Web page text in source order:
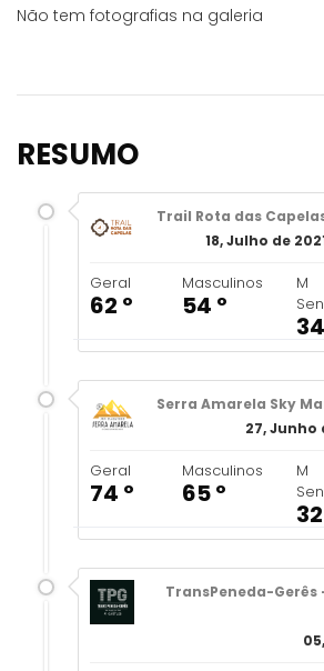
Não tem fotografias na galeria
RESUMO
Trail Rota das
18, Julho de
Geral
62 º
Masculinos
54 º
M
Serra Amarela Sky
27, Junho
Geral
74 º
Masculinos
65 º
M
TransPeneda-Gerês